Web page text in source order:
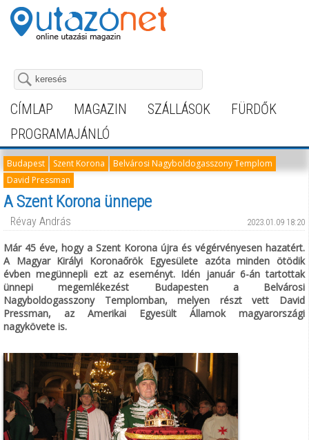
CÍMLAP MAGAZIN SZÁLLÁSOK
FÜRDŐK
PROGRAMAJÁNLÓ
Budapest Szent Korona
Belvárosi Nagyboldogasszony Templom
David Pressman
A Szent Korona ünnepe
Révay András 2023.01.09 18:20
Már 45 éve, hogy a Szent Korona újra és végérvényesen hazatért.
A Magyar Királyi Koronaőrök Egyesülete azóta minden ötödik
évben megünnepli ezt az eseményt. Idén január 6-án tartottak
ünnepi megemlékezést Budapesten a Belvárosi
Nagyboldogasszony Templomban, melyen részt vett David
Pressman, az Amerikai Egyesült Államok magyarországi
nagykövete is.